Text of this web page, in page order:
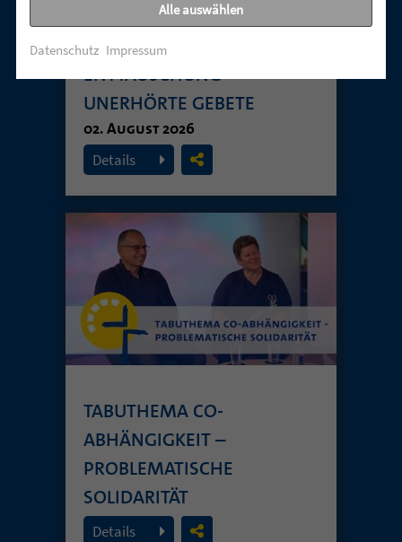
TABUTHEMA
ENTTÄUSCHUNG –
UNERHÖRTE GEBETE
02. August 2026
Details
TABUTHEMA CO-
ABHÄNGIGKEIT –
PROBLEMATISCHE
SOLIDARITÄT
26. Juli 2026
Details
Alle auswählen
Datenschutz Impressum